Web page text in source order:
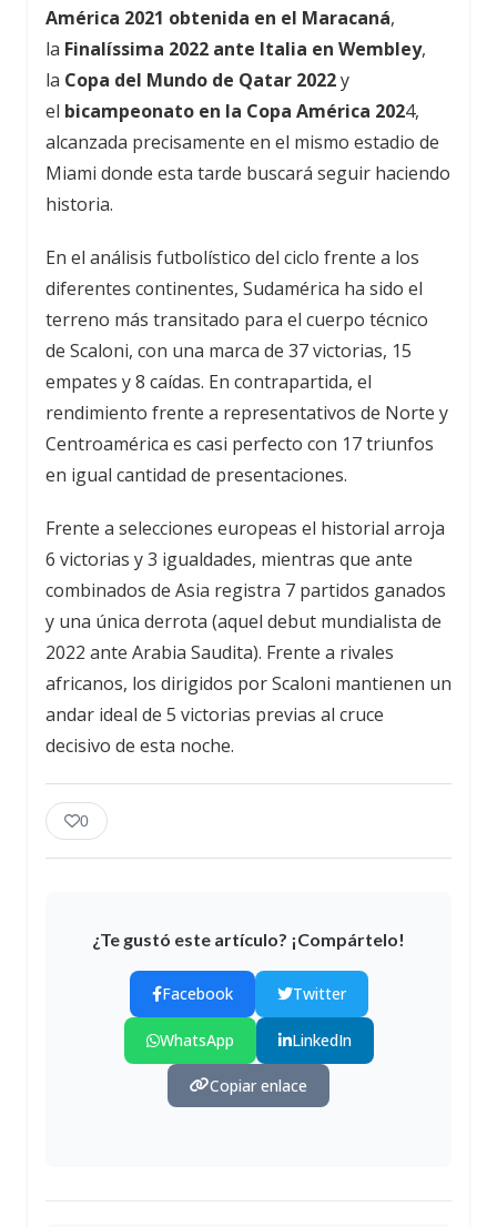
América 2021 obtenida en el Maracaná,
la Finalíssima 2022 ante Italia en Wembley,
la Copa del Mundo de Qatar 2022y
el bicampeonato en la Copa América 2024,
alcanzada precisamente en el mismo estadio de
Miami donde esta tarde buscará seguir haciendo
historia.
En el análisis futbolístico del ciclo frente a los
diferentes continentes, Sudamérica ha sido el
terreno más transitado para el cuerpo técnico
de Scaloni, con una marca de 37 victorias, 15
empates y 8 caídas. En contrapartida, el
rendimiento frente a representativos de Norte y
Centroamérica es casi perfecto con 17 triunfos
en igual cantidad de presentaciones.
Frente a selecciones europeas el historial arroja
6 victorias y 3 igualdades, mientras que ante
combinados de Asia registra 7 partidos ganados
y una única derrota (aquel debut mundialista de
2022 ante Arabia Saudita). Frente a rivales
africanos, los dirigidos por Scaloni mantienen un
andar ideal de 5 victorias previas al cruce
decisivo de esta noche.
0
¿Te gustó este artículo? ¡Compártelo!
Facebook Twitter
WhatsApp LinkedIn
Copiar enlace